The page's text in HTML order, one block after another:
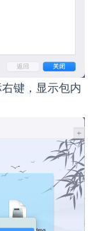
键，显示包内